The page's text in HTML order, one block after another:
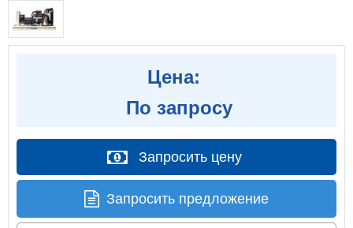
Цена:
По запросу
Запросить цену
Запросить предложение